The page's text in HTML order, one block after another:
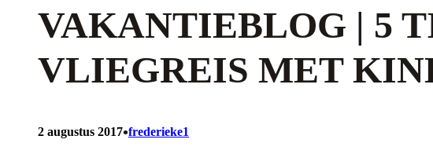
VAKANTIEBLOG | 5
VLIEGREIS MET
2 augustus 2017•frederieke1